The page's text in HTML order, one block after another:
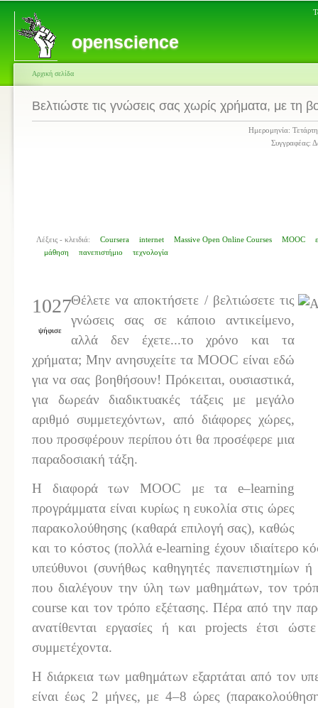
openscience
Αρχική σελίδα
Βελτιώστε τις γνώσεις σας χωρίς χρήματα, με τη
Ημερομηνία:
Συγγραφέας:
Λέξεις - κλειδιά: Coursera internet Massive Open Online Courses MOOC
μάθηση
πανεπιστήμιο τεχνολογία
1027
ψήφισε
Θέλετε να αποκτήσετε / βελτιώσετε τις
γνώσεις σας σε κάποιο αντικείμενο,
αλλά δεν έχετε...το χρόνο και τα
χρήματα; Μην ανησυχείτε τα MOOC είναι εδώ
για να σας βοηθήσουν! Πρόκειται, ουσιαστικά,
για δωρεάν διαδικτυακές τάξεις με μεγάλο
αριθμό συμμετεχόντων, από διάφορες χώρες,
που προσφέρουν περίπου ότι θα προσέφερε μια
παραδοσιακή τάξη.
Η διαφορά των MOOC με τα e–learning
προγράμματα είναι κυρίως η ευκολία στις ώρες
παρακολούθησης (καθαρά επιλογή σας), καθώς
και το κόστος (πολλά e-learning έχουν ιδιαίτερο
υπεύθυνοι (συνήθως καθηγητές πανεπιστημίων ή
που διαλέγουν την ύλη των μαθημάτων, τον
course και τον τρόπο εξέτασης. Πέρα από την
ανατίθενται εργασίες ή και projects έτσι
συμμετέχοντα.
Η διάρκεια των μαθημάτων εξαρτάται από τον
είναι έως 2 μήνες, με 4–8 ώρες